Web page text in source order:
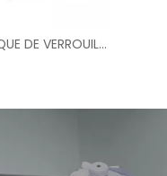
PLAQUE DE VERROUILLAGE MINI L 2,7 MM